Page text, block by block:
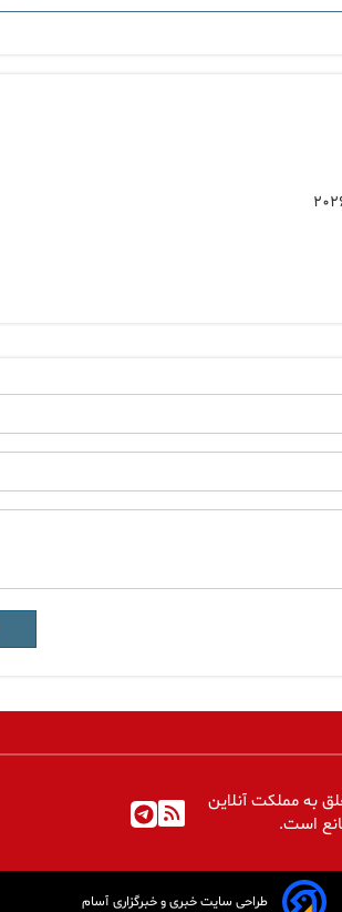
به مملکت آنلاین
است.
طراحی سایت خبری و خبرگزاری آسام